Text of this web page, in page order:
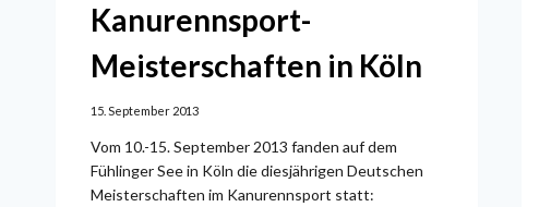
Kanurennsport-
Meisterschaften in Köln
15. September 2013
Vom 10.-15. September 2013 fanden auf dem
Fühlinger See in Köln die diesjährigen Deutschen
Meisterschaften im Kanurennsport statt: